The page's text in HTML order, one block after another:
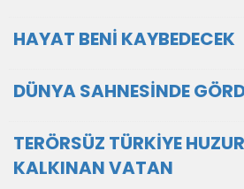
HAYAT BENİ KAYBEDECEK
DÜNYA SAHNESİNDE
TERÖRSÜZ TÜRKİYE
KALKINAN VATAN